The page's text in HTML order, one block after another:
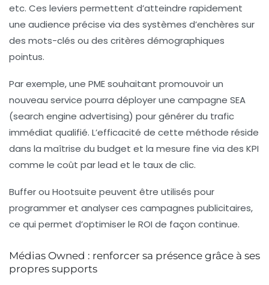
etc. Ces leviers permettent d’atteindre rapidement
une audience précise via des systèmes d’enchères sur
des mots-clés ou des critères démographiques
pointus.
Par exemple, une PME souhaitant promouvoir un
nouveau service pourra déployer une campagne SEA
(search engine advertising) pour générer du trafic
immédiat qualifié. L’efficacité de cette méthode réside
dans la maîtrise du budget et la mesure fine via des KPI
comme le coût par lead et le taux de clic.
Buffer ou Hootsuite peuvent être utilisés pour
programmer et analyser ces campagnes publicitaires,
ce qui permet d’optimiser le ROI de façon continue.
Médias Owned : renforcer sa présence grâce à ses
propres supports